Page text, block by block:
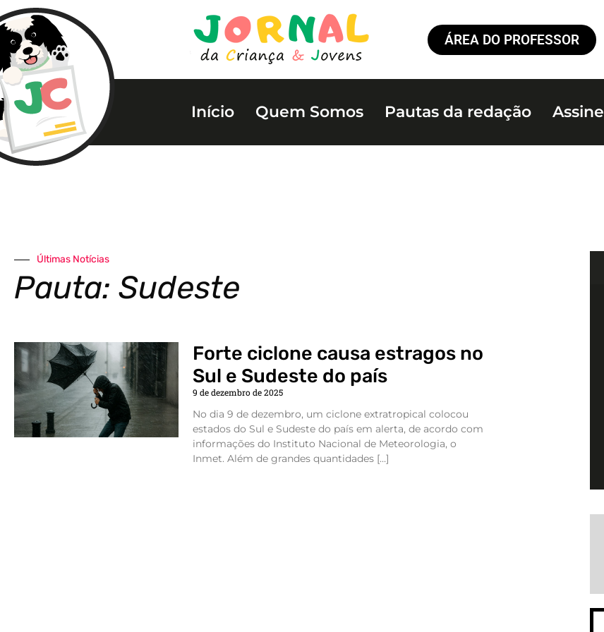
ÁREA DO PROFESSOR
Início Quem Somos Pautas da redação Assine
Últimas Notícias
Pauta: Sudeste
Forte ciclone causa estragos no
Sul e Sudeste do país
9 de dezembro de 2025
No dia 9 de dezembro, um ciclone extratropical colocou
estados do Sul e Sudeste do país em alerta, de acordo com
informações do Instituto Nacional de Meteorologia, o
Inmet. Além de grandes quantidades […]